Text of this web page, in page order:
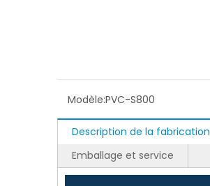
Modèle:PVC-S800
Description de la fabrication
Emballage et service